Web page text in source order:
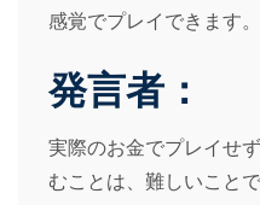
感覚でプレイできます。
発言者：
実際のお金でプレイせ
むことは、難しいこと